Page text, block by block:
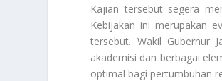
Kajian tersebut segera
Kebijakan ini merupakan
tersebut. Wakil Gubernur
akademisi dan berbagai
optimal bagi pertumbuhan